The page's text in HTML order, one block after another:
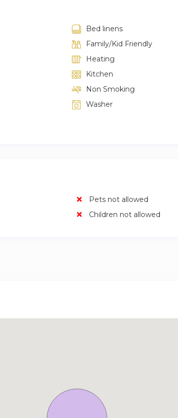
Bed linens
Family/Kid Friendly
Heating
Kitchen
Non Smoking
Washer
Pets not allowed
Children not allowed